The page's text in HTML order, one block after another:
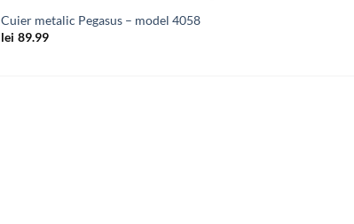
Cuier metalic Pegasus – model 4058
lei 89.99